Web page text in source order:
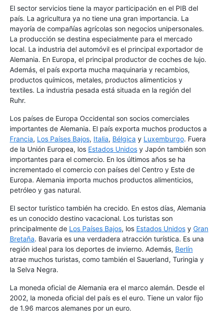
El sector servicios tiene la mayor participación en el PIB del
país. La agricultura ya no tiene una gran importancia. La
mayoría de compañías agrícolas son negocios unipersonales.
La producción se destina especialmente para el mercado
local. La industria del automóvil es el principal exportador de
Alemania. En Europa, el principal productor de coches de lujo.
Además, el país exporta mucha maquinaria y recambios,
productos químicos, metales, productos alimenticios y
textiles. La industria pesada está situada en la región del
Ruhr.
Los países de Europa Occidental son socios comerciales
importantes de Alemania. El país exporta muchos productos a
Francia, Los Países Bajos, Italia, Bélgica y Luxemburgo. Fuera
de la Unión Europea, los Estados Unidos y Japón también son
importantes para el comercio. En los últimos años se ha
incrementado el comercio con países del Centro y Este de
Europa. Alemania importa muchos productos alimenticios,
petróleo y gas natural.
El sector turístico también ha crecido. En estos días, Alemania
es un conocido destino vacacional. Los turistas son
principalmente de Los Países Bajos, los Estados Unidos y Gran
Bretaña. Bavaria es una verdadera atracción turística. Es una
región ideal para los deportes de invierno. Además, Berlín
atrae muchos turistas, como también el Sauerland, Turingia y
la Selva Negra.
La moneda oficial de Alemania era el marco alemán. Desde el
2002, la moneda oficial del país es el euro. Tiene un valor fijo
de 1.96 marcos alemanes por un euro.